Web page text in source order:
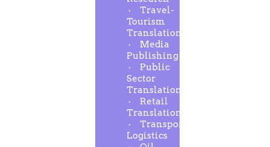
Travel-
Tourism
Translation
Media
Publishing
Public
Sector
Translation
Retail
Translation
Transport-
Logistics